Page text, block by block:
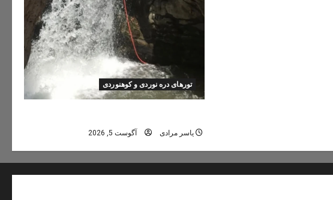
تورهای دره نوردی و کوهنوردی
یاسر مرادی آگوست 5, 2026